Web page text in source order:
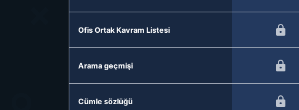
Ofis Ortak Kavram Listesi
Arama geçmişi
Cümle sözlüğü